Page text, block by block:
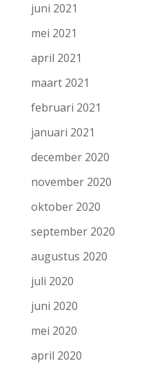
juni 2021
mei 2021
april 2021
maart 2021
februari 2021
januari 2021
december 2020
november 2020
oktober 2020
september 2020
augustus 2020
juli 2020
juni 2020
mei 2020
april 2020